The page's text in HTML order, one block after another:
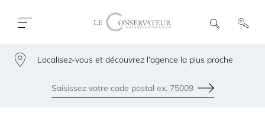
Ouvrir
menu
R
e
h
e
Localisez-vous et découvrez l'agence la plus proche
Envoyer
79300